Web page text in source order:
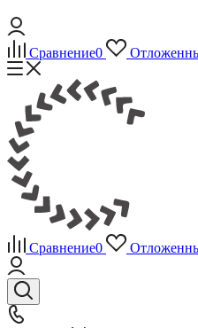
Сравнение0
Сравнение0